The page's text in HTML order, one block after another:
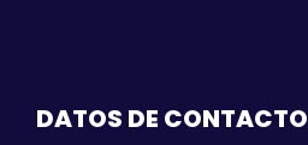
DATOS DE CONTACTO